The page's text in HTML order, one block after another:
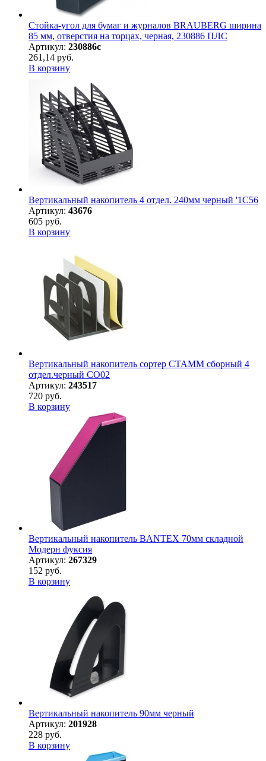
Стойка-угол для бумаг и журналов BRAUBERG ширина
85 мм, отверстия на торцах, черная, 230886 ПЛС
Артикул: 230886с
261,14 руб.
В корзину
Вертикальный накопитель 4 отдел. 240мм черный '1С56
Артикул: 43676
605 руб.
В корзину
Вертикальный накопитель сортер СТАММ сборный 4
отдел.черный СО02
Артикул: 243517
720 руб.
В корзину
Вертикальный накопитель BANTEX 70мм складной
Модерн фуксия
Артикул: 267329
152 руб.
В корзину
Вертикальный накопитель 90мм черный
Артикул: 201928
228 руб.
В корзину